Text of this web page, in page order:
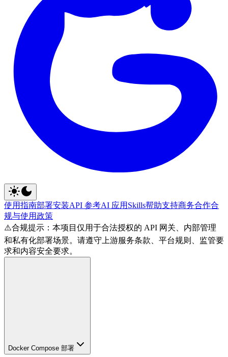
使用指南部署安装API 参考AI 应用 Skills帮助支持商务合作合
规与使用政策
⚠️合规提示：本项目仅用于合法授权的 API 网关、内部管理
和私有化部署场景。请遵守上游服务条款、平台规则、监管要
求和内容安全要求。
Docker Compose 部署